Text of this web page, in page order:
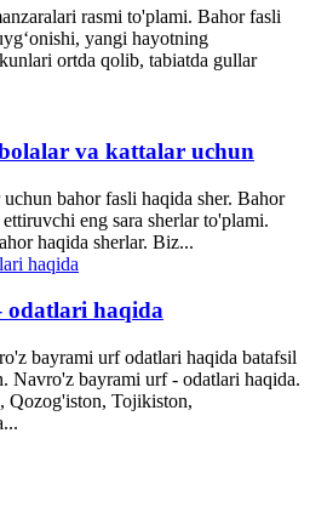
rasmi to'plami. Bahor fasli
yangi hayotning
ortda qolib, tabiatda gullar
va kattalar uchun
bahor fasli haqida sher. Bahor
eng sara sherlar to'plami.
haqida sherlar. Biz...
odatlari haqida
bayrami urf odatlari haqida batafsil
Navro'z bayrami urf - odatlari haqida.
Qozog'iston, Tojikiston,